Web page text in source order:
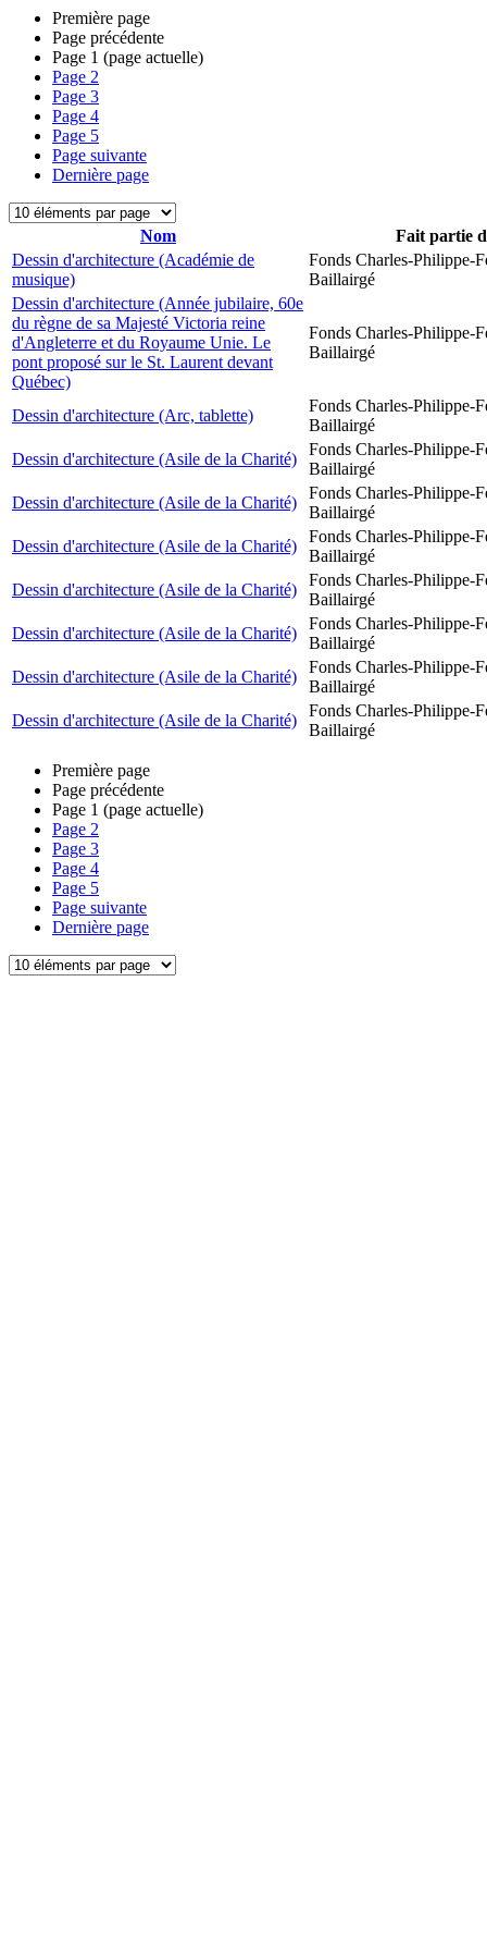
Première page
Page précédente
Page 1 (page actuelle)
Page 2
Page 3
Page 4
Page 5
Page suivante
Dernière page
Nom
Fait partie
Dessin d'architecture (Académie de
musique)
Fonds Charles-Philippe-
Baillairgé
Dessin d'architecture (Année jubilaire, 60e
du règne de sa Majesté Victoria reine
d'Angleterre et du Royaume Unie. Le
pont proposé sur le St. Laurent devant
Québec)
Fonds Charles-Philippe-
Baillairgé
Dessin d'architecture (Arc, tablette)
Fonds Charles-Philippe-
Baillairgé
Dessin d'architecture (Asile de la Charité)
Fonds Charles-Philippe-
Baillairgé
Dessin d'architecture (Asile de la Charité)
Fonds Charles-Philippe-
Baillairgé
Dessin d'architecture (Asile de la Charité)
Fonds Charles-Philippe-
Baillairgé
Dessin d'architecture (Asile de la Charité)
Fonds Charles-Philippe-
Baillairgé
Dessin d'architecture (Asile de la Charité)
Fonds Charles-Philippe-
Baillairgé
Dessin d'architecture (Asile de la Charité)
Fonds Charles-Philippe-
Baillairgé
Dessin d'architecture (Asile de la Charité)
Fonds Charles-Philippe-
Baillairgé
Première page
Page précédente
Page 1 (page actuelle)
Page 2
Page 3
Page 4
Page 5
Page suivante
Dernière page